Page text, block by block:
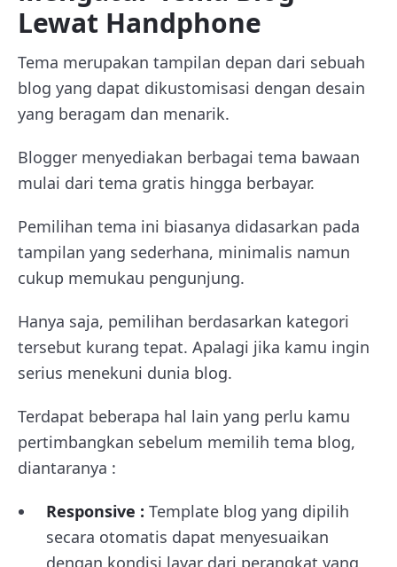
Lewat Handphone
Tema merupakan tampilan depan dari sebuah
blog yang dapat dikustomisasi dengan desain
yang beragam dan menarik.
Blogger menyediakan berbagai tema bawaan
mulai dari tema gratis hingga berbayar.
Pemilihan tema ini biasanya didasarkan pada
tampilan yang sederhana, minimalis namun
cukup memukau pengunjung.
Hanya saja, pemilihan berdasarkan kategori
tersebut kurang tepat. Apalagi jika kamu ingin
serius menekuni dunia blog.
Terdapat beberapa hal lain yang perlu kamu
pertimbangkan sebelum memilih tema blog,
diantaranya :
Responsive : Template blog yang dipilih
secara otomatis dapat menyesuaikan
dengan kondisi layar dari perangkat yang